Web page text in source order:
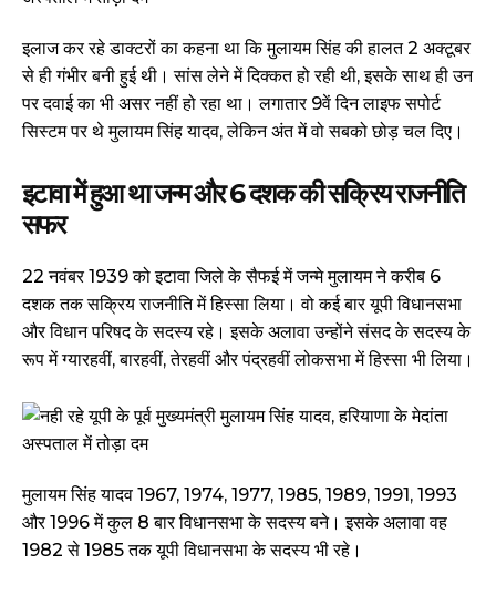
इलाज कर रहे डाक्टरों का कहना था कि मुलायम सिंह की हालत 2 अक्टूबर
से ही गंभीर बनी हुई थी। सांस लेने में दिक्कत हो रही थी, इसके साथ ही उन
पर दवाई का भी असर नहीं हो रहा था। लगातार 9वें दिन लाइफ सपोर्ट
सिस्टम पर थे मुलायम सिंह यादव, लेकिन अंत में वो सबको छोड़ चल दिए।
इटावा में हुआ था जन्म और 6 दशक की सक्रिय राजनीति
सफर
22 नवंबर 1939 को इटावा जिले के सैफई में जन्मे मुलायम ने करीब 6
दशक तक सक्रिय राजनीति में हिस्सा लिया। वो कई बार यूपी विधानसभा
और विधान परिषद के सदस्य रहे। इसके अलावा उन्होंने संसद के सदस्य के
रूप में ग्यारहवीं, बारहवीं, तेरहवीं और पंद्रहवीं लोकसभा में हिस्सा भी लिया।
मुलायम सिंह यादव 1967, 1974, 1977, 1985, 1989, 1991, 1993
और 1996 में कुल 8 बार विधानसभा के सदस्य बने। इसके अलावा वह
1982 से 1985 तक यूपी विधानसभा के सदस्य भी रहे।